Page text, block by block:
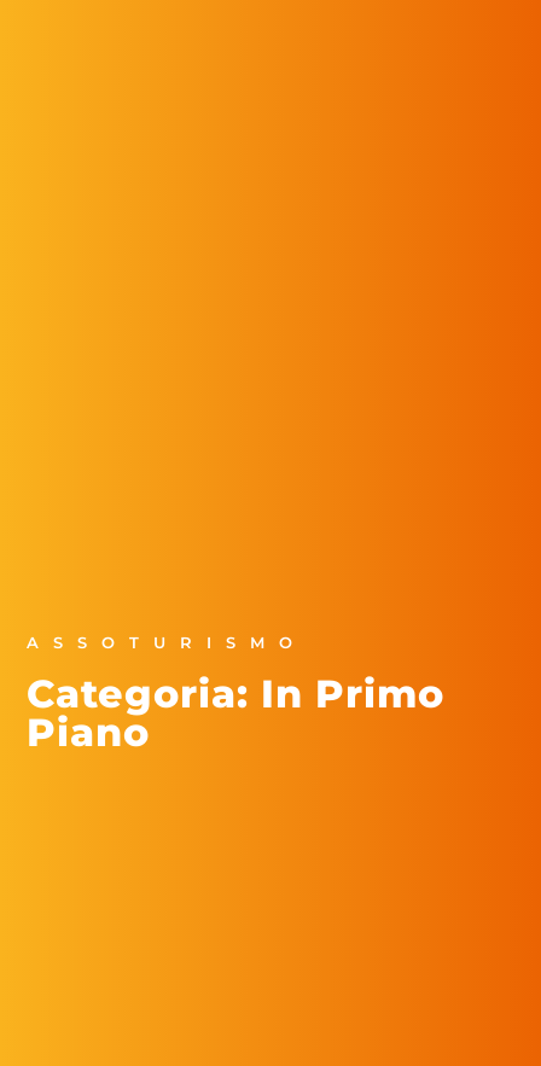
ASSOTURISMO
Categoria: In Primo
Piano